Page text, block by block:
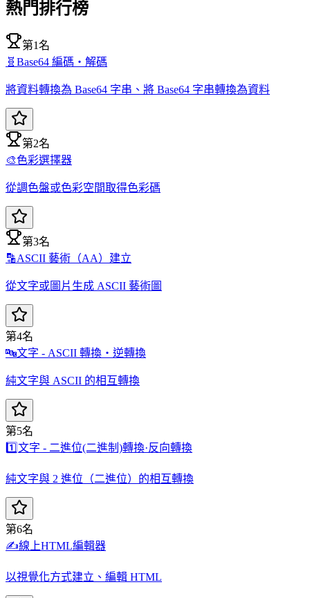
熱門排行榜
第1名
🧬 Base64 編碼・解碼
將資料轉換為 Base64 字串、將 Base64 字串轉換為資料
第2名
🎨色彩選擇器
從調色盤或色彩空間取得色彩碼
第3名
🔡ASCII 藝術（AA）建立
從文字或圖片生成 ASCII 藝術圖
第4名
🔤文字 - ASCII 轉換・逆轉換
純文字與 ASCII 的相互轉換
第5名
1️⃣文字 - 二進位(二進制)轉換·反向轉換
純文字與 2 進位（二進位）的相互轉換
第6名
✍️線上HTML編輯器
以視覺化方式建立、編輯 HTML